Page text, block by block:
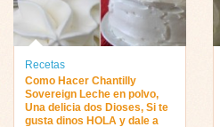
Recetas
Como Hacer Chantilly
Sovereign Leche en polvo,
Una delicia dos Dioses, Si te
gusta dinos HOLA y dale a